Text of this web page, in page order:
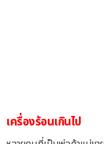
เครื่องร้อนเกินไป